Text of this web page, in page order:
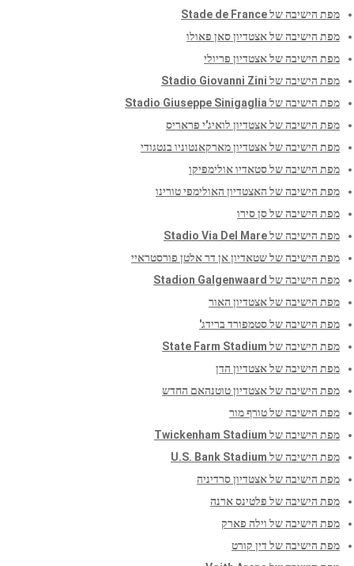
מפת הישיבה של Stade de France
מפת הישיבה של אצטדיון סאן פאולו
מפת הישיבה של אצטדיון פריולי
מפת הישיבה של Stadio Giovanni Zini
מפת הישיבה של Stadio Giuseppe Sinigaglia
מפת הישיבה של אצטדיון לואיג'י פראריס
מפת הישיבה של אצטדיון מארקאנטוניו בנטגודי
מפת הישיבה של סטאדיו אולימפיקו
מפת הישיבה של האצטדיון האולימפי טורינו
מפת הישיבה של סן סירו
מפת הישיבה של Stadio Via Del Mare
מפת הישיבה של שטאדיון אן דר אלטן פורסטראיי
מפת הישיבה של Stadion Galgenwaard
מפת הישיבה של אצטדיון האור
מפת הישיבה של סטמפורד ברידג'
מפת הישיבה של State Farm Stadium
מפת הישיבה של אצטדיון הדן
מפת הישיבה של אצטדיון טוטנהאם החדש
מפת הישיבה של טורף מור
מפת הישיבה של Twickenham Stadium
מפת הישיבה של U.S. Bank Stadium
מפת הישיבה של אצטדיון סרדיניה
מפת הישיבה של פלטינס ארנה
מפת הישיבה של וילה פארק
מפת הישיבה של דין קורט